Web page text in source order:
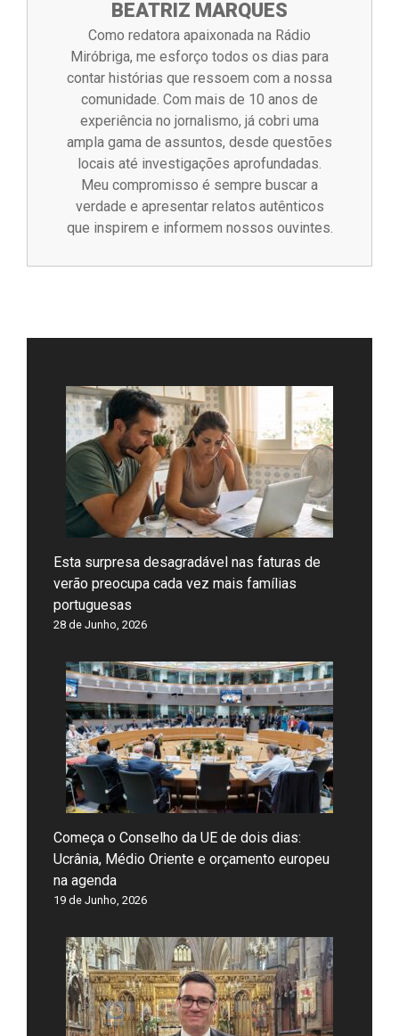
BEATRIZ MARQUES
Como redatora apaixonada na Rádio
Miróbriga, me esforço todos os dias para
contar histórias que ressoem com a nossa
comunidade. Com mais de 10 anos de
experiência no jornalismo, já cobri uma
ampla gama de assuntos, desde questões
locais até investigações aprofundadas.
Meu compromisso é sempre buscar a
verdade e apresentar relatos autênticos
que inspirem e informem nossos ouvintes.
Esta surpresa desagradável nas faturas de
verão preocupa cada vez mais famílias
portuguesas
28 de Junho, 2026
Começa o Conselho da UE de dois dias:
Ucrânia, Médio Oriente e orçamento europeu
na agenda
19 de Junho, 2026